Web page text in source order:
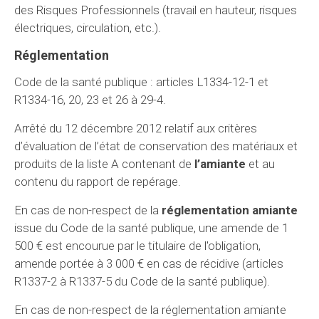
des Risques Professionnels (travail en hauteur, risques
électriques, circulation, etc.).
Réglementation
Code de la santé publique : articles L1334-12-1 et
R1334-16, 20, 23 et 26 à 29-4.
Arrêté du 12 décembre 2012 relatif aux critères
d’évaluation de l’état de conservation des matériaux et
produits de la liste A contenant de l’amiante et au
contenu du rapport de repérage.
En cas de non-respect de la réglementation amiante
issue du Code de la santé publique, une amende de 1
500 € est encourue par le titulaire de l'obligation,
amende portée à 3 000 € en cas de récidive (articles
R1337-2 à R1337-5 du Code de la santé publique).
En cas de non-respect de la réglementation amiante